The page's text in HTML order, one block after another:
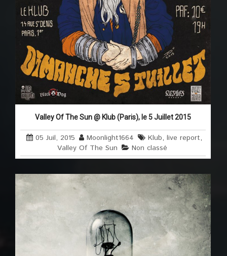
Valley Of The Sun @ Klub (Paris), le 5 Juillet 2015
05 Juil, 2015 Moonlight1664 Klub, live report,
Valley Of The Sun
Non classé